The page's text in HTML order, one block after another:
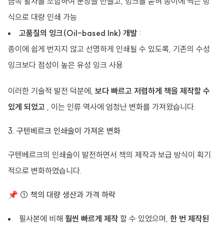
식으로 대량 인쇄 가능
고품질의 잉크(Oil-based Ink) 개발 :
종이에 쉽게 번지지 않고 선명하게 인쇄될 수 있도록, 기존의 수성
잉크보다 점성이 높은 유성 잉크 사용
이러한 기술적 발전 덕분에, 보다 빠르고 저렴하게 책을 제작할 수
있게 되었고 , 이는 인류 역사에 엄청난 변화를 가져왔습니다.
3. 구텐베르크 인쇄술이 가져온 변화
구텐베르크의 인쇄술이 발전하면서 책의 제작과 보급 방식이 획기
적으로 변화하였습니다.
📌 ① 책의 대량 생산과 가격 하락
필사본에 비해 훨씬 빠르게 제작 할 수 있었으며, 한 번 제작된